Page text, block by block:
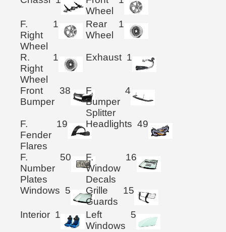
Wheel
F.
Right
Wheel
1
Rear
Wheel
1
R.
Right
Wheel
1 Exhaust 1
Front
Bumper
38
F.
Bumper
Splitter
4
F.
Fender
Flares
19 Headlights 49
F.
Number
Plates
50
F.
Window
Decals
16
Windows 5
Grille
Guards
15
Interior 1
Left
Windows
5